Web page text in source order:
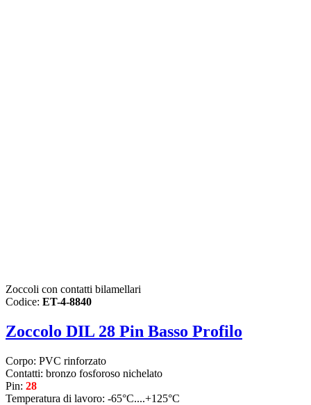
Zoccoli con contatti bilamellari
Codice: ET-4-8840
Zoccolo DIL 28 Pin Basso Profilo
Corpo: PVC rinforzato
Contatti: bronzo fosforoso nichelato
Pin: 28
Temperatura di lavoro: -65°C....+125°C